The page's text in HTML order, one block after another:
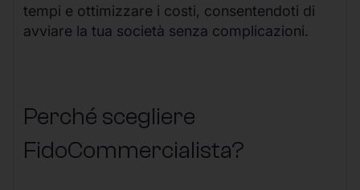
tempi e ottimizzare i costi, consentendoti di
avviare la tua società senza complicazioni.
Perché scegliere
FidoCommercialista?